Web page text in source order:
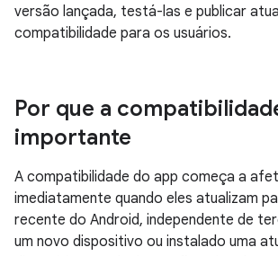
versão lançada, testá-las e publicar
compatibilidade para os usuários.
Por que a
importante
A compatibilidade do app começa a
imediatamente quando eles atualizam
recente do Android, independente de
um novo dispositivo ou instalado uma